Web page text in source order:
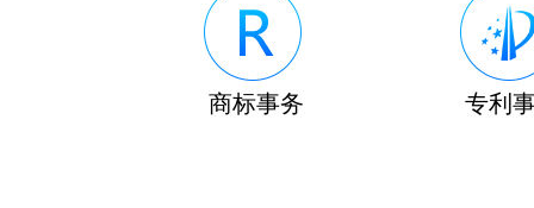
商标事务 专利